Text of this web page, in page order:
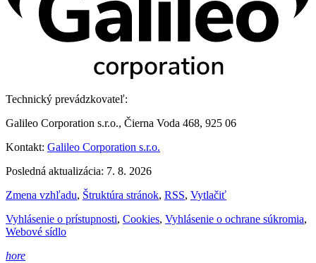
Technický prevádzkovateľ:
Galileo Corporation s.r.o., Čierna Voda 468, 925 06
Kontakt: Galileo Corporation s.r.o.
Posledná aktualizácia: 7. 8. 2026
Zmena vzhľadu, Štruktúra stránok, RSS, Vytlačiť
Vyhlásenie o prístupnosti, Cookies, Vyhlásenie o ochrane súkromia,
Webové sídlo
hore